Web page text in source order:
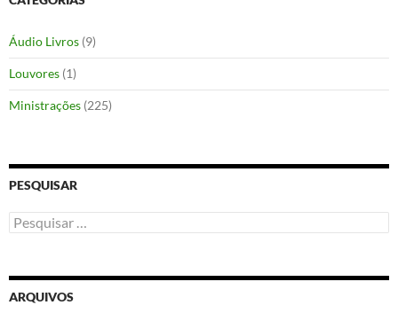
Áudio Livros (9)
Louvores (1)
Ministrações (225)
PESQUISAR
Pesquisar
por:
ARQUIVOS